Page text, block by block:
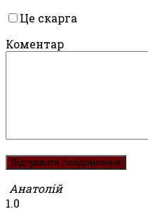
Це скарга
Коментар
Анатолій
1.0